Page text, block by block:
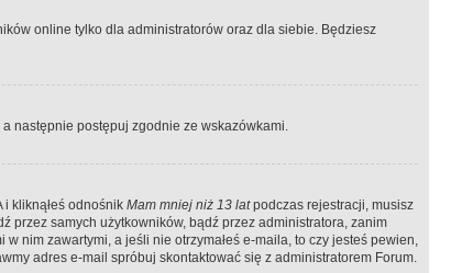
online tylko dla administratorów oraz dla siebie. Będziesz
a następnie postępuj zgodnie ze wskazówkami.
i kliknąłeś odnośnik Mam mniej niż 13 latpodczas rejestracji, musisz
przez samych użytkowników, bądź przez administratora, zanim
nim zawartymi, a jeśli nie otrzymałeś e-maila, to czy jesteś pewien,
adres e-mail spróbuj skontaktować się z administratorem Forum.